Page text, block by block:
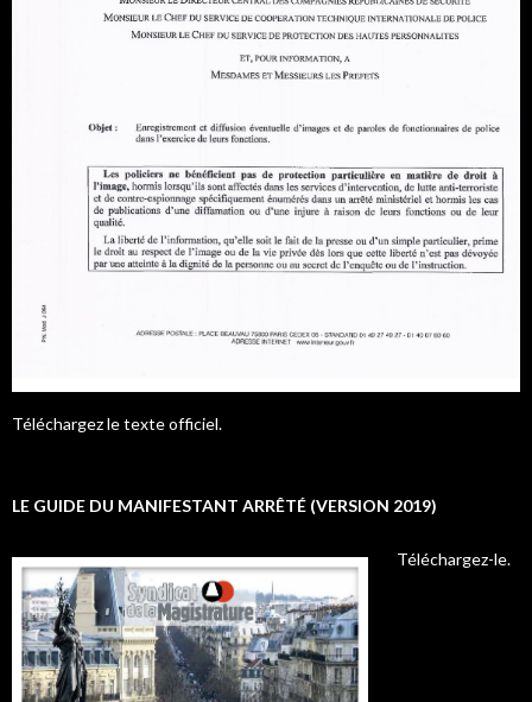
Téléchargez le texte officiel.
LE GUIDE DU MANIFESTANT ARRÊTÉ (VERSION 2019)
Téléchargez-le.